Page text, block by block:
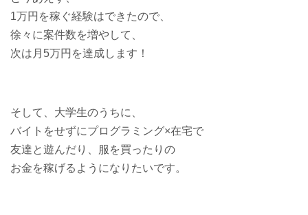
1万円を稼ぐ経験はできたので、
徐々に案件数を増やして、
次は月5万円を達成します！
そして、大学生のうちに、
バイトをせずにプログラミング×在宅で
友達と遊んだり、服を買ったりの
お金を稼げるようになりたいです。